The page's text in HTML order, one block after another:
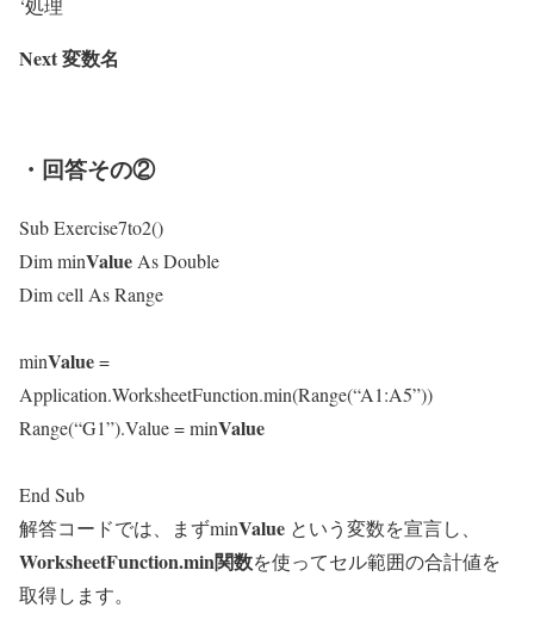
‘処理
Next変数名
・回答その②
Sub Exercise7to2()
DimminValue As Double
Dim cell As Range
minValue=
Application.WorksheetFunction.min(Range(“A1:A5”))
Range(“G1”).Value =minValue
End Sub
解答コードでは、まずminValue という変数を宣言し、
WorksheetFunction.min関数を使ってセル範囲の合計値を
取得します。